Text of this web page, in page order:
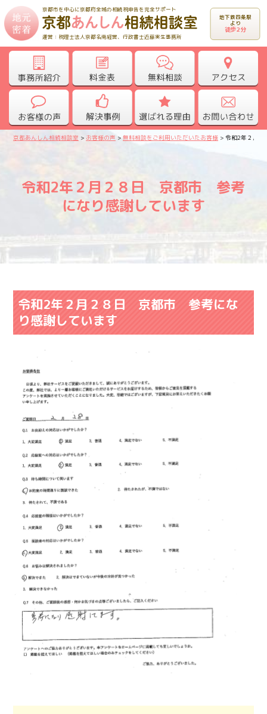
京都市を中心に京都府全域の相続税申告を完全サポート
運営：税理士法人京都名南経営、行政書士近藤実生事務所
地下鉄四条駅
より
徒歩2分
京都あんしん相続相談室 > お客様の声 >無料相談をご利用いただいたお客様 >令和2年２月
令和2年２月２８日 京都市 参考
になり感謝しています
令和2年２月２８日 京都市 参考にな
り感謝しています